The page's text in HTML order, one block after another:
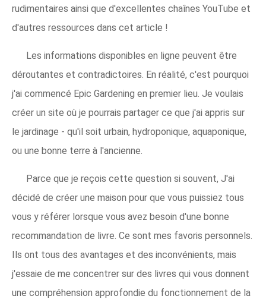
rudimentaires ainsi que d'excellentes chaînes YouTube et
d'autres ressources dans cet article !
Les informations disponibles en ligne peuvent être
déroutantes et contradictoires. En réalité, c'est pourquoi
j'ai commencé Epic Gardening en premier lieu. ​Je voulais
créer un site où je pourrais partager ce que j'ai appris sur
le jardinage - qu'il soit urbain, hydroponique, aquaponique,
ou une bonne terre à l'ancienne.
Parce que je reçois cette question si souvent, J'ai
décidé de créer une maison pour que vous puissiez tous
vous y référer lorsque vous avez besoin d'une bonne
recommandation de livre. Ce sont mes favoris personnels.
Ils ont tous des avantages et des inconvénients, mais
j'essaie de me concentrer sur des livres qui vous donnent
une compréhension approfondie du fonctionnement de la